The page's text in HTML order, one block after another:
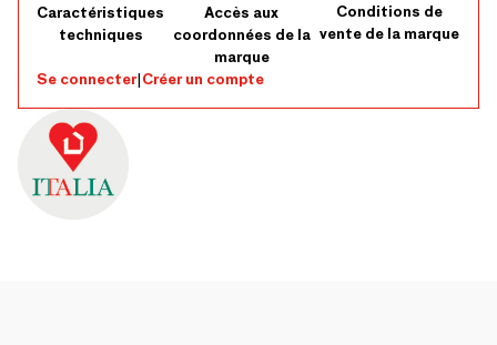
Caractéristiques
techniques
Accès aux
coordonnées de la
marque
Conditions de
vente de la marque
Se connecter|Créer un compte